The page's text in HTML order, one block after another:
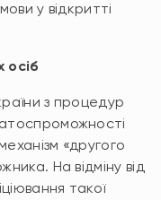
у відкритті
осіб
з процедур
«другого
На відміну від
такої